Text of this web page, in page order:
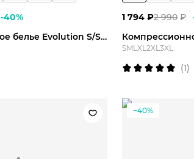
-40%
Компрессионное белье Evolution S/S Top
2 990 ₽
1 794 ₽
SML XL 2XL 3XL
(1)
−40%